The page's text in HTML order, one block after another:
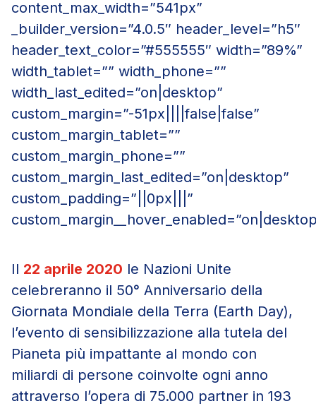
content_max_width=”541px”
_builder_version=”4.0.5″ header_level=”h5″
header_text_color=”#555555″ width=”89%”
width_tablet=”” width_phone=””
width_last_edited=”on|desktop”
custom_margin=”-51px||||false|false”
custom_margin_tablet=””
custom_margin_phone=””
custom_margin_last_edited=”on|desktop”
custom_padding=”||0px|||”
Il 22 aprile 2020 le Nazioni Unite
celebreranno il 50° Anniversario della
Giornata Mondiale della Terra (Earth Day),
l’evento di sensibilizzazione alla tutela del
Pianeta più impattante al mondo con
miliardi di persone coinvolte ogni anno
attraverso l’opera di 75.000 partner in 193